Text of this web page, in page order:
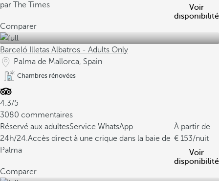
par The Times
Voir
disponibilité
Comparer
Barceló Illetas Albatros - Adults Only
Palma de Mallorca, Spain
Chambres rénovées
4.3/5
3080 commentaires
Réservé aux adultesService WhatsApp
24h/24.Accès direct à une crique dans la baie de
Palma
À partir de
153/nuit
Voir
disponibilité
Comparer